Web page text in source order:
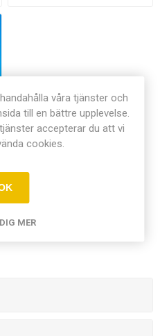
våra tjänster och
till en bättre upplevelse.
accepterar du att vi
cookies.
MER